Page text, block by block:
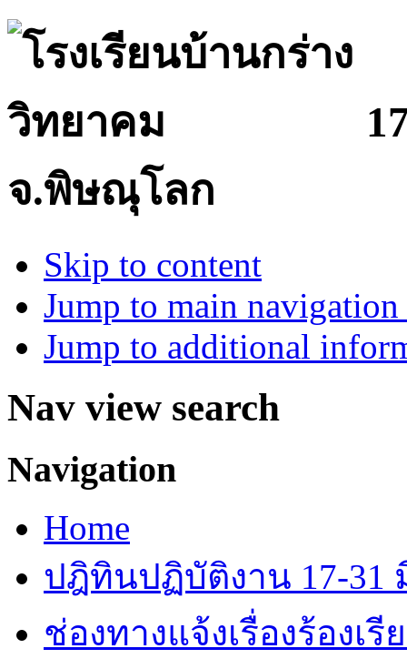
จ.พิษณุโลก
Skip to content
Jump to main
Jump to additional
Nav view search
Navigation
Home
ปฎิทินปฏิบัติงาน 17-31
ช่องทางแจ้งเรื่องร้องเ